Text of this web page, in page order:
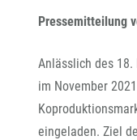
Pressemitteilung
Anlässlich des 18.
im November
eingeladen. Ziel